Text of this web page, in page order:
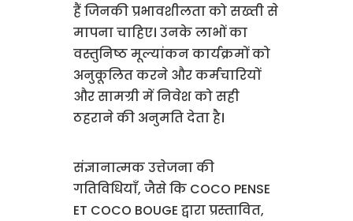
हैं जिनकी प्रभावशीलता को सख्ती से
मापना चाहिए। उनके लाभों का
वस्तुनिष्ठ मूल्यांकन कार्यक्रमों को
अनुकूलित करने और कर्मचारियों
और सामग्री में निवेश को सही
ठहराने की अनुमति देता है।
संज्ञानात्मक उत्तेजना की
गतिविधियाँ, जैसे कि COCO PENSE
ET COCO BOUGE द्वारा प्रस्तावित,